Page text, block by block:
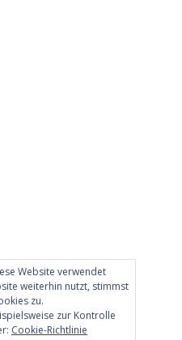
Website verwendet
weiterhin nutzt, stimmst
zu.
zur Kontrolle
Cookie-Richtlinie